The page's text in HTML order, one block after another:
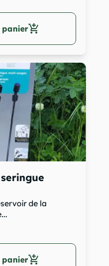
panieradd_shopping_cart
de la
panieradd_shopping_cart